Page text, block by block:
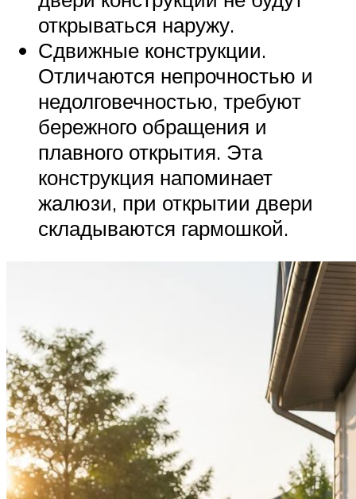
открываться наружу.
Сдвижные конструкции.
Отличаются непрочностью и
недолговечностью, требуют
бережного обращения и
плавного открытия. Эта
конструкция напоминает
жалюзи, при открытии двери
складываются гармошкой.